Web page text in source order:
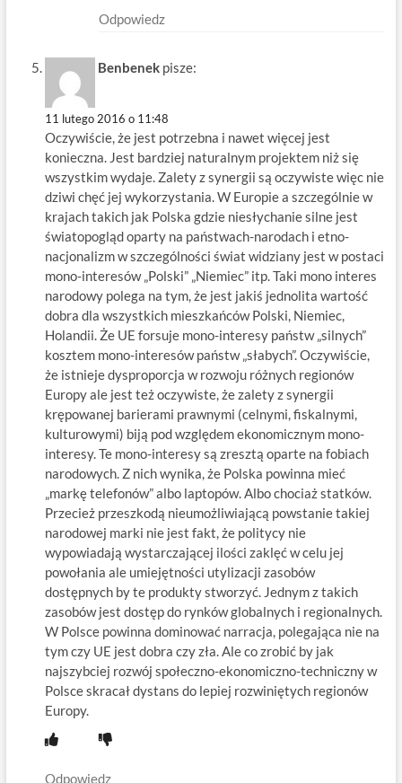
Odpowiedz
Benbenek pisze:
11 lutego 2016 o 11:48
Oczywiście, że jest potrzebna i nawet więcej jest
konieczna. Jest bardziej naturalnym projektem niż się
wszystkim wydaje. Zalety z synergii są oczywiste więc nie
dziwi chęć jej wykorzystania. W Europie a szczególnie w
krajach takich jak Polska gdzie niesłychanie silne jest
światopogląd oparty na państwach-narodach i etno-
nacjonalizm w szczególności świat widziany jest w postaci
mono-interesów „Polski” „Niemiec” itp. Taki mono interes
narodowy polega na tym, że jest jakiś jednolita wartość
dobra dla wszystkich mieszkańców Polski, Niemiec,
Holandii. Że UE forsuje mono-interesy państw „silnych”
kosztem mono-interesów państw „słabych”. Oczywiście,
że istnieje dysproporcja w rozwoju różnych regionów
Europy ale jest też oczywiste, że zalety z synergii
krępowanej barierami prawnymi (celnymi, fiskalnymi,
kulturowymi) biją pod względem ekonomicznym mono-
interesy. Te mono-interesy są zresztą oparte na fobiach
narodowych. Z nich wynika, że Polska powinna mieć
„markę telefonów” albo laptopów. Albo chociaż statków.
Przecież przeszkodą nieumożliwiającą powstanie takiej
narodowej marki nie jest fakt, że politycy nie
wypowiadają wystarczającej ilości zaklęć w celu jej
powołania ale umiejętności utylizacji zasobów
dostępnych by te produkty stworzyć. Jednym z takich
zasobów jest dostęp do rynków globalnych i regionalnych.
W Polsce powinna dominować narracja, polegająca nie na
tym czy UE jest dobra czy zła. Ale co zrobić by jak
najszybciej rozwój społeczno-ekonomiczno-techniczny w
Polsce skracał dystans do lepiej rozwiniętych regionów
Europy.
Odpowiedz